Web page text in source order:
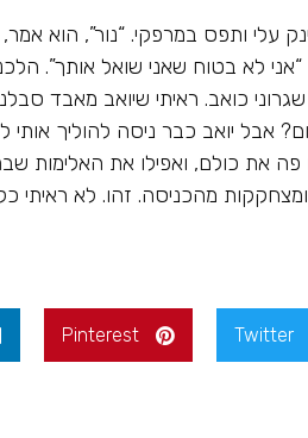
עלי ותפס במרפקי. “נור”, הוא
“אני לא בטוח שאני שואל אותך”.
כואב. ראיתי שיואב מאבד
אבל יואב כבר ניסה להוליך
את כולם, ואפילו את האלימות
מהכניסה. זהו. לא ראיתי
Twitter
Pinterest